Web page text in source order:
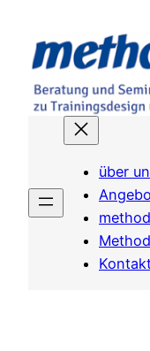
Inhalt
springen
über